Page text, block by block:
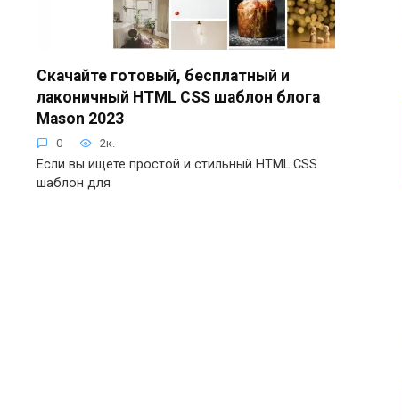
Скачайте готовый, бесплатный и
лаконичный HTML CSS шаблон блога
Mason 2023
0 2к.
Если вы ищете простой и стильный HTML CSS
шаблон для